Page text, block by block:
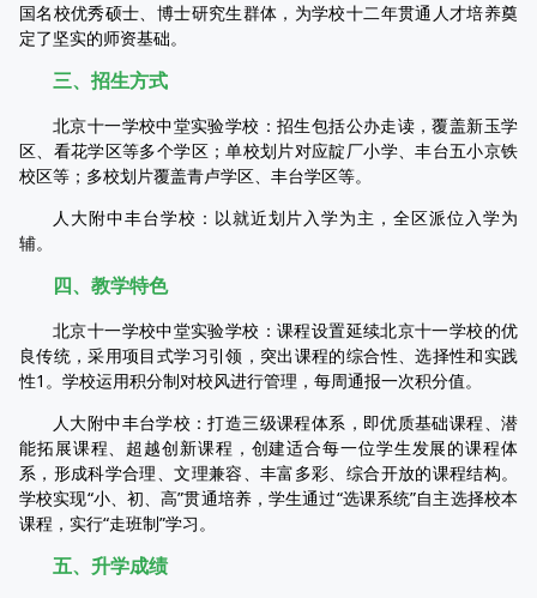
国名校优秀硕士、博士研究生群体，为学校十二年贯通人才培养奠
定了坚实的师资基础。
三、招生方式
北京十一学校中堂实验学校：招生包括公办走读，覆盖新玉学
区、看花学区等多个学区；单校划片对应靛厂小学、丰台五小京铁
校区等；多校划片覆盖青卢学区、丰台学区等。
人大附中丰台学校：以就近划片入学为主，全区派位入学为
辅。
四、教学特色
北京十一学校中堂实验学校：课程设置延续北京十一学校的优
良传统，采用项目式学习引领，突出课程的综合性、选择性和实践
性1。学校运用积分制对校风进行管理，每周通报一次积分值。
人大附中丰台学校：打造三级课程体系，即优质基础课程、潜
能拓展课程、超越创新课程，创建适合每一位学生发展的课程体
系，形成科学合理、文理兼容、丰富多彩、综合开放的课程结构。
学校实现“小、初、高”贯通培养，学生通过“选课系统”自主选择校本
课程，实行“走班制”学习。
五、升学成绩